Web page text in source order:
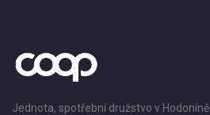
Jednota, spotřební družstvo v Hodoníně